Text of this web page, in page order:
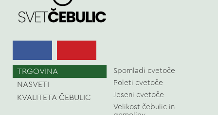
TRGOVINA
NASVETI
KVALITETA ČEBULIC
Spomladi cvetoče
Poleti cvetoče
Jeseni cvetoče
Velikost čebulic in